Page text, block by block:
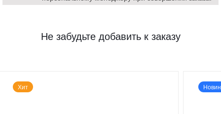
Не забудьте добавить к заказу
Хит